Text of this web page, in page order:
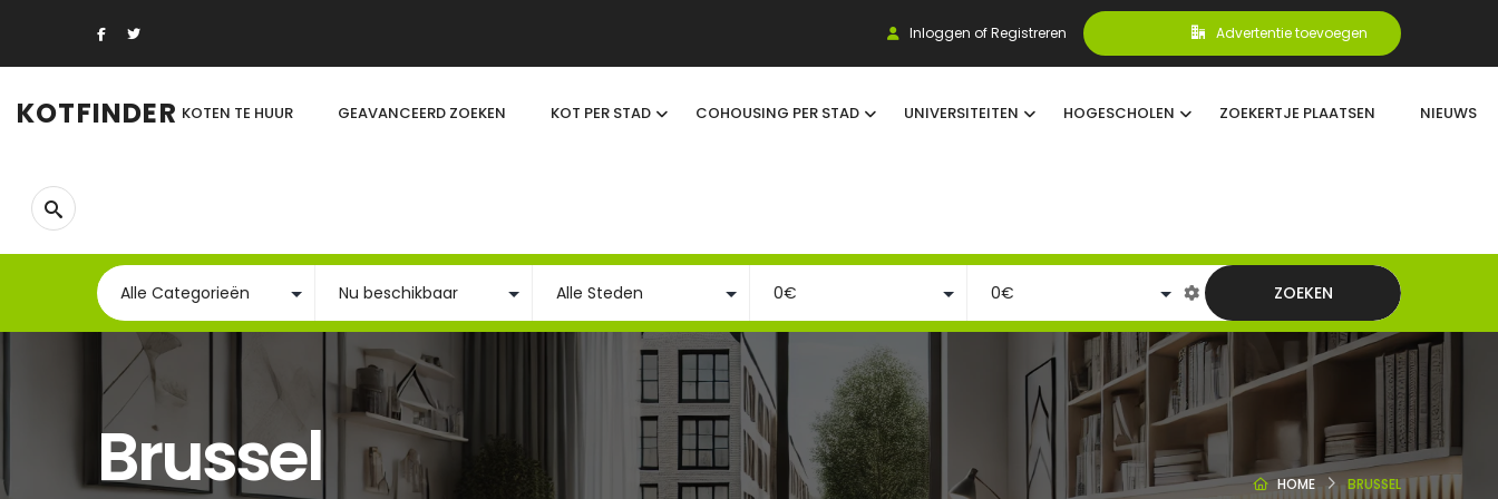
Inloggen of Registreren Advertentie toevoegen
KOTFINDER KOTEN TE HUUR GEAVANCEERD ZOEKEN KOT PER STAD COHOUSING PER STAD UNIVERSITEITEN HOGESCHOLEN ZOEKERTJE PLAATSEN NIEUWS
ZOEKEN
Brussel HOME BRUSSEL